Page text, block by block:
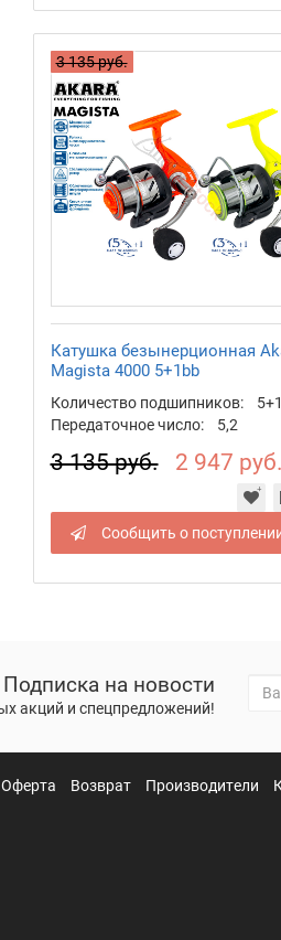
3 135 руб.
Катушка безынерционная
Magista 4000 5+1bb
Количество подшипников:
5+1
Передаточное число:
5,2
3 135 руб. 2 947 руб.
Сообщить о
Подписка на новости
акций и спецпредложений!
Оферта Возврат Производители